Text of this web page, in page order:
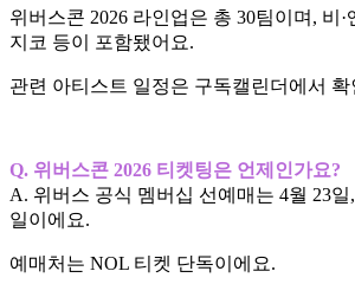
위버스콘 2026 라인업은 총 30팀이며, 비·
지코 등이 포함됐어요.
관련 아티스트 일정은 구독캘린더에서 확
Q. 위버스콘 2026 티켓팅은 언제인가요?
A. 위버스 공식 멤버십 선예매는 4월 23
일이에요.
예매처는 NOL 티켓 단독이에요.